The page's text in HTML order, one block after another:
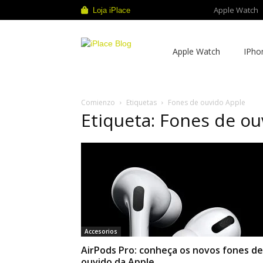
Loja iPlace Apple Watch
Apple Watch
Comienzo Etiquetas Fones de ouvido Apple
Etiqueta: Fones de
Accesorios
AirPods Pro: conheça os novos fones de